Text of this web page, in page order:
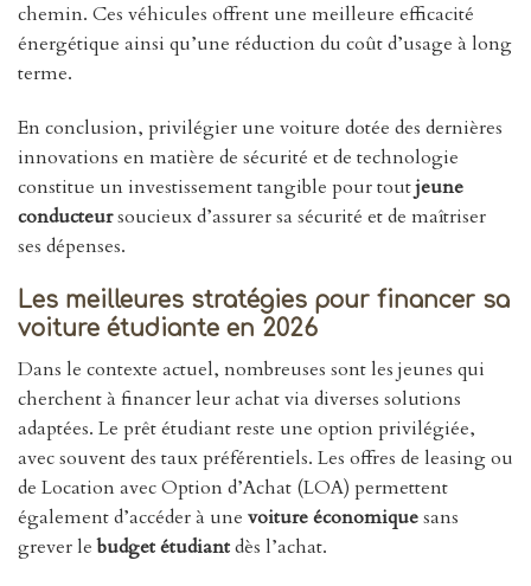
chemin. Ces véhicules offrent une meilleure efficacité
énergétique ainsi qu’une réduction du coût d’usage à long
terme.
En conclusion, privilégier une voiture dotée des dernières
innovations en matière de sécurité et de technologie
constitue un investissement tangible pour toutjeune
conducteursoucieux d’assurer sa sécurité et de maîtriser
ses dépenses.
Les meilleures stratégies pour financer sa
voiture étudiante en 2026
Dans le contexte actuel, nombreuses sont les jeunes qui
cherchent à financer leur achat via diverses solutions
adaptées. Le prêt étudiant reste une option privilégiée,
avec souvent des taux préférentiels. Les offres de leasing ou
de Location avec Option d’Achat (LOA) permettent
également d’accéder à une voiture économiquesans
grever lebudget étudiantdès l’achat.